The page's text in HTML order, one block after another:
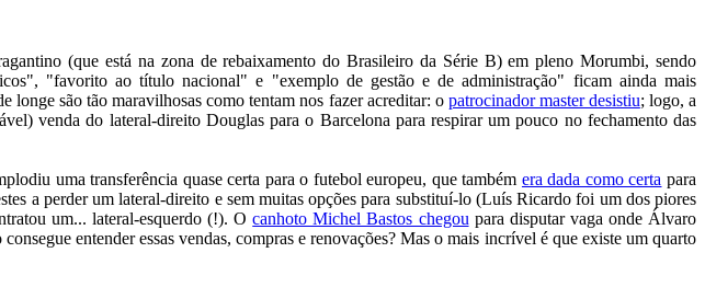
(que está na zona de rebaixamento do Brasileiro da Série B) em pleno Morumbi, sendo
"favorito ao título nacional" e "exemplo de gestão e de administração" ficam ainda mais
longe são tão maravilhosas como tentam nos fazer acreditar: o patrocinador master desistiu; logo, a
venda do lateral-direito Douglas para o Barcelona para respirar um pouco no fechamento das
uma transferência quase certa para o futebol europeu, que também era dada como certa para
a perder um lateral-direito e sem muitas opções para substituí-lo (Luís Ricardo foi um dos piores
um... lateral-esquerdo (!). Ocanhoto Michel Bastos chegou para disputar vaga onde Álvaro
entender essas vendas, compras e renovações? Mas o mais incrível é que existe um quarto